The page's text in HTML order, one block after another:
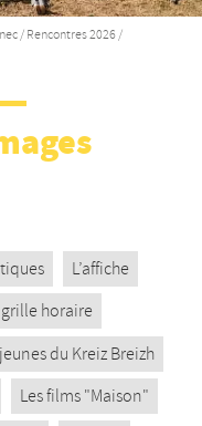
et +
/ Rencontres 2026 /
L’affiche
grille horaire
du Kreiz Breizh
Les films "Maison"